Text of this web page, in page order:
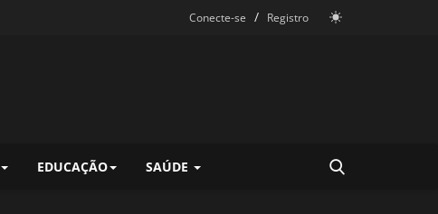
Conecte-se / Registro
EDUCAÇÃO SAÚDE